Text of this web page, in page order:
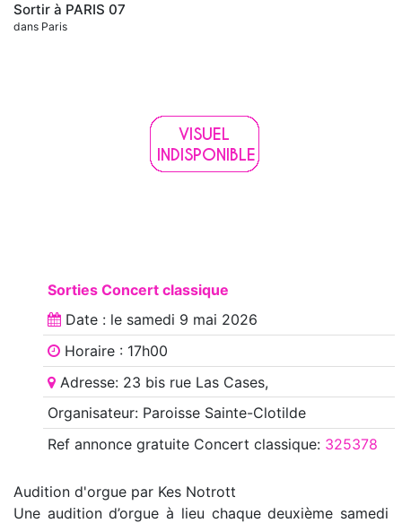
Sortir à PARIS 07
dans Paris
Sorties Concert classique
Date : le samedi 9 mai 2026
Horaire : 17h00
Adresse: 23 bis rue Las Cases,
Organisateur: Paroisse Sainte-Clotilde
Ref annoncegratuite Concert classique: 325378
Audition d'orgue par Kes Notrott
Une audition d’orgue à lieu chaque deuxième samedi